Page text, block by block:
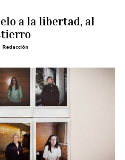
a la libertad, al
Redacción